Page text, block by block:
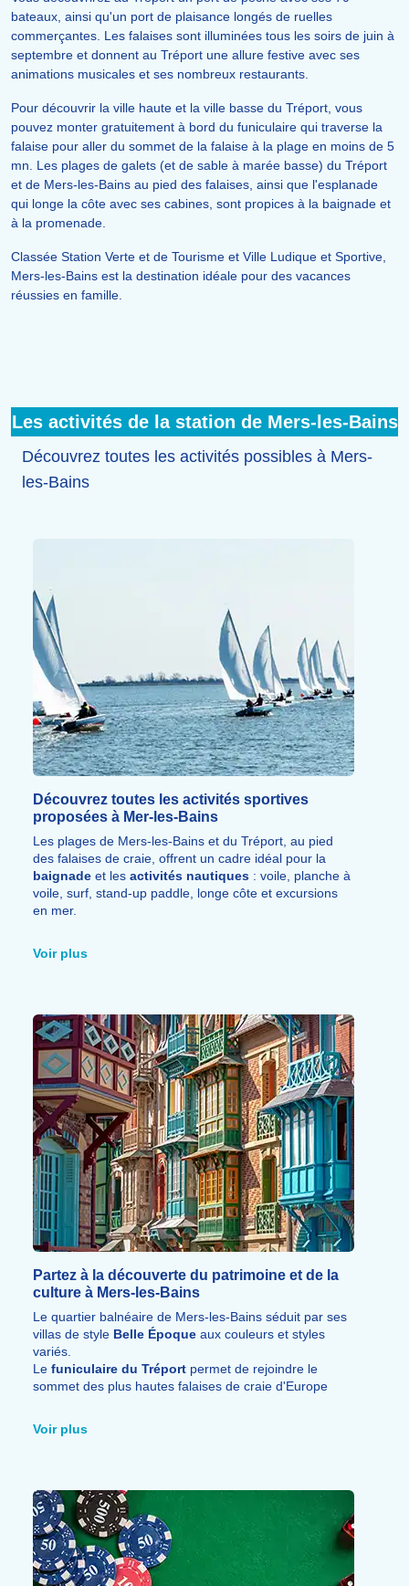
bateaux, ainsi qu'un port de plaisance longés de ruelles
commerçantes. Les falaises sont illuminées tous les soirs de juin à
septembre et donnent au Tréport une allure festive avec ses
animations musicales et ses nombreux restaurants.
Pour découvrir la ville haute et la ville basse du Tréport, vous
pouvez monter gratuitement à bord du funiculaire qui traverse la
falaise pour aller du sommet de la falaise à la plage en moins de 5
mn. Les plages de galets (et de sable à marée basse) du Tréport
et de Mers-les-Bains au pied des falaises, ainsi que l'esplanade
qui longe la côte avec ses cabines, sont propices à la baignade et
à la promenade.
Classée Station Verte et de Tourisme et Ville Ludique et Sportive,
Mers-les-Bains est la destination idéale pour des vacances
réussies en famille.
Les activités de la station de Mers-les-Bains
Découvrez toutes les activités possibles à Mers-
les-Bains
Découvrez toutes les activités sportives
proposées à Mer-les-Bains
Les plages de Mers-les-Bains et du Tréport, au pied
des falaises de craie, offrent un cadre idéal pour la
baignade et les activités nautiques : voile, planche à
voile, surf, stand-up paddle, longe côte et excursions
en mer.
du Tréport à Criel-sur-Mer, le Sentier du Littoral de
Équitation, skatepark, yoga et pêche complètent l'offre
sportive.
Voir plus
Partez à la découverte du patrimoine et de la
culture à Mers-les-Bains
Le quartier balnéaire de Mers-les-Bains séduit par ses
villas de style Belle Époque aux couleurs et styles
variés.
Le funiculaire du Tréport permet de rejoindre le
sommet des plus hautes falaises de craie d'Europe
romano-byzantin et la statue de Notre-Dame-de-la-
Cordiers, et visitez leMusée des Enfants du Vieux
Tréport, les cimetières militaires et le Kahl-Burg, un
bunker allemand de la Seconde Guerre Mondiale avec
270 mètres de galeries sur 4 niveaux.
Dans les environs, la ville d'
et son Château, le
Bois
de Ciseet laVallée de l'Yères méritent également le
Voir plus